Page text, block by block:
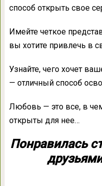
способ открыть свое
Имейте четкое
вы хотите привлечь в
Узнайте, чего хочет
— отличный способ
Любовь — это все, в
открыты для нее…
Понравилась